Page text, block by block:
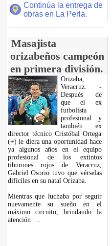
Continúa la entrega de
obras en La Perla.
Masajista
orizabeños campeón
en primera división.
Orizaba,
Veracruz. -
Después de
que el ex
futbolista
profesional y
también ex
director técnico Cristóbal Ortega
(+) le diera una oportunidad hace
ya algunos años en el equipo
profesional de los extintos
tiburones rojos de Veracruz,
Gabriel Osorio tuvo que vérselas
difíciles en su natal Orizaba.
Mientras que luchaba por seguir
nuevamente su sueño en el
máximo circuito, brindando la
atención